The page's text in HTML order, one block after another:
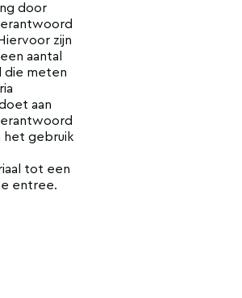
door
zijn
aantal
die meten
aan
het gebruik
tot een
entree.